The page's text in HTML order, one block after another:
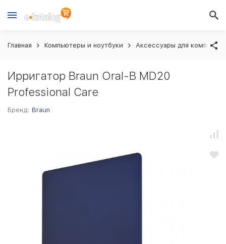
Главная Компьютеры и ноутбуки Аксессуары для
Ирригатор Braun Oral-B MD20
Professional Care
Бренд: Braun